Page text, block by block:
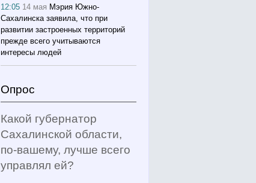
12:05 14 мая Мэрия Южно-
Сахалинска заявила, что при
развитии застроенных территорий
прежде всего учитываются
интересы людей
Опрос
Какой губернатор
Сахалинской области,
по-вашему, лучше всего
управлял ей?